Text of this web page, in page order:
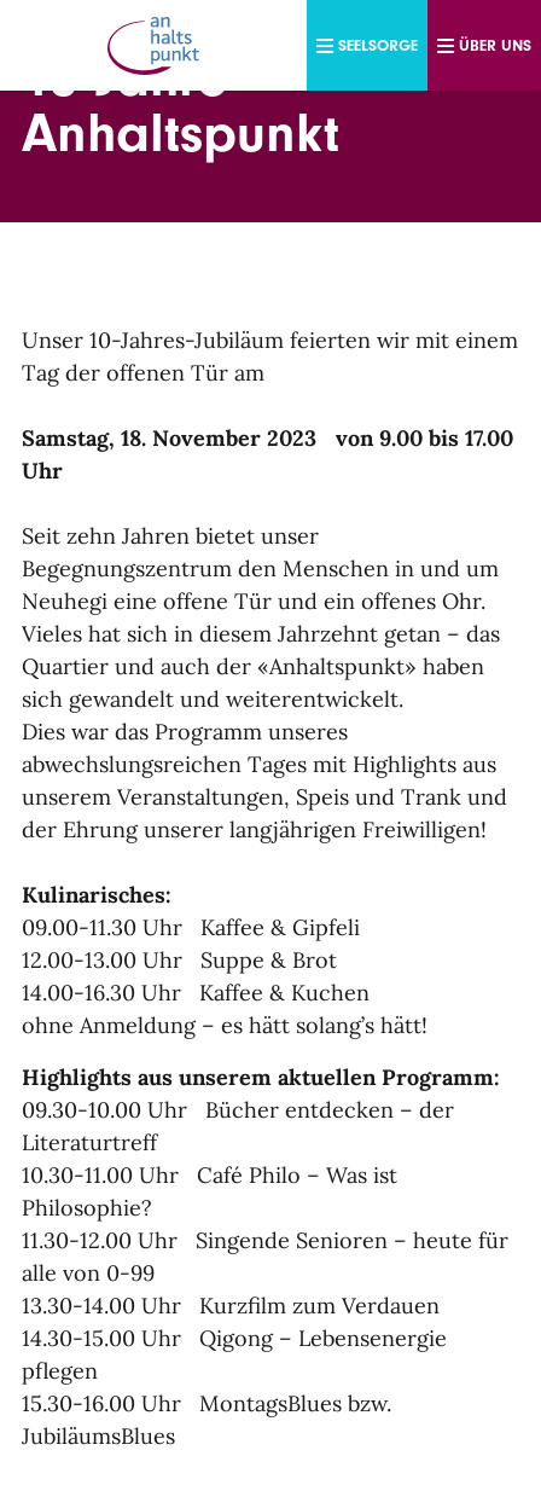
Direkt zum Inhalt
SEELSORGE ÜBER UNS
10 Jahre
Anhaltspunkt
Unser 10-Jahres-Jubiläum feierten wir mit einem
Tag der offenen Tür am
Samstag, 18. November 2023 von 9.00 bis 17.00
Uhr
Seit zehn Jahren bietet unser
Begegnungszentrum den Menschen in und um
Neuhegi eine offene Tür und ein offenes Ohr.
Vieles hat sich in diesem Jahrzehnt getan – das
Quartier und auch der «Anhaltspunkt» haben
sich gewandelt und weiterentwickelt.
Dies war das Programm unseres
abwechslungsreichen Tages mit Highlights aus
unserem Veranstaltungen, Speis und Trank und
der Ehrung unserer langjährigen Freiwilligen!
Kulinarisches:
09.00-11.30 Uhr Kaffee & Gipfeli
12.00-13.00 Uhr Suppe & Brot
14.00-16.30 Uhr Kaffee & Kuchen
ohne Anmeldung – es hätt solang’s hätt!
Highlights aus unserem aktuellen Programm:
09.30-10.00 Uhr Bücher entdecken – der
Literaturtreff
10.30-11.00 Uhr Café Philo – Was ist
Philosophie?
11.30-12.00 Uhr Singende Senioren – heute für
alle von 0-99
13.30-14.00 Uhr Kurzfilm zum Verdauen
14.30-15.00 Uhr Qigong – Lebensenergie
pflegen
15.30-16.00 Uhr MontagsBlues bzw.
JubiläumsBlues